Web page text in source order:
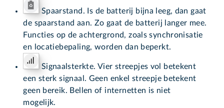
Spaarstand. Is de batterij bijna leeg, dan gaat
de spaarstand aan. Zo gaat de batterij langer mee.
Functies op de achtergrond, zoals synchronisatie
en locatiebepaling, worden dan beperkt.
Signaalsterkte. Vier streepjes vol betekent
een sterk signaal. Geen enkel streepje betekent
geen bereik. Bellen of internetten is niet
mogelijk.